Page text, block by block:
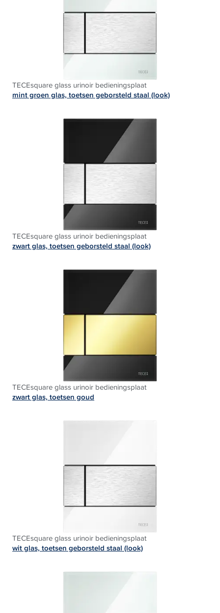
TECEsquare glass urinoir bedieningsplaat
mint groen glas, toetsen geborsteld staal (look)
TECEsquare glass urinoir bedieningsplaat
zwart glas, toetsen geborsteld staal (look)
TECEsquare glass urinoir bedieningsplaat
zwart glas, toetsen goud
TECEsquare glass urinoir bedieningsplaat
wit glas, toetsen geborsteld staal (look)